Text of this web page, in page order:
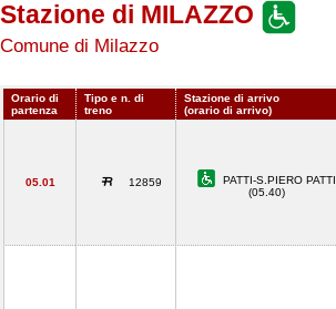
Stazione di MILAZZO
Comune di Milazzo
Orario di
partenza
Tipo e n. di
treno
Stazione di arrivo
(orario di arrivo)
05.01 12859
PATTI-S.PIERO PATTI
(05.40)